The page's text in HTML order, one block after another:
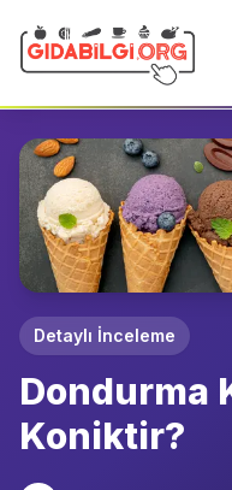
Detaylı İnceleme
Dondurma
Koniktir?